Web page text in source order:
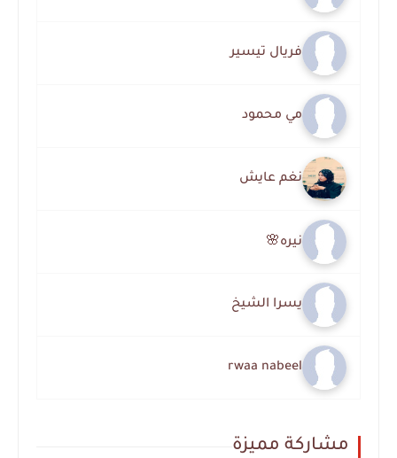
فريال تيسير
مي محمود
نغم عايش
نيره🌸
يسرا الشيخ
rwaa nabeel
مشاركة مميزة